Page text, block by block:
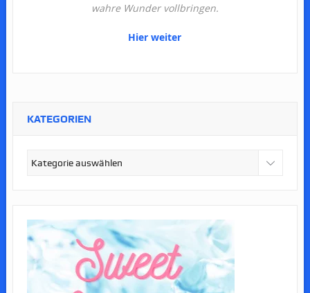
wahre Wunder vollbringen.
Hier weiter
KATEGORIEN